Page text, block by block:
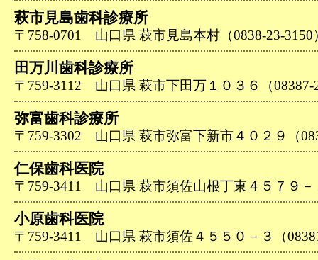
萩市見島歯科診療所
〒758-0701 山口県 萩市見島本村（0838-23-3150
田万川歯科診療所
〒759-3112 山口県 萩市下田万１０３６（08387-
弥富歯科診療所
〒759-3302 山口県 萩市弥富下新市４０２９（
仁保歯科医院
〒759-3411 山口県 萩市須佐山根丁東４５７９－
小原歯科医院
〒759-3411 山口県 萩市須佐４５５０－３（